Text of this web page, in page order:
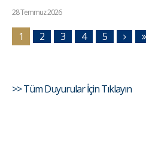
28 Temmuz 2026
1 2 3 4 5
>> Tüm Duyurular İçin Tıklayın